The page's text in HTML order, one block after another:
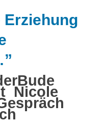
Erziehung
Nicole